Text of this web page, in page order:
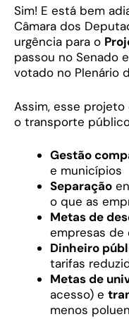
Sim! E está bem
Câmara dos
urgência para o
passou no Senado
votado no Plenário
Assim, esse
o transporte
Gestão
e municípios
Separação
o que as
Metas de
empresas de
Dinheiro
tarifas
Metas de
acesso) e
menos